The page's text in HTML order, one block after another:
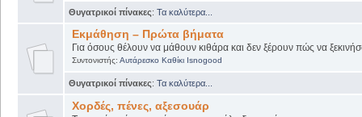
Θυγατρικοί πίνακες: Τα καλύτερα...
Εκμάθηση – Πρώτα βήματα
Για όσους θέλουν να μάθουν κιθάρα και δεν ξέρουν πώς να
Συντονιστής: Αυτάρεσκο Καθίκι Isnogood
Θυγατρικοί πίνακες: Τα καλύτερα...
Χορδές, πένες, αξεσουάρ